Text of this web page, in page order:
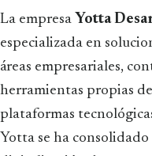
La empresa Yotta
especializada en
áreas empresariales,
herramientas propias
plataformas
Yotta se ha